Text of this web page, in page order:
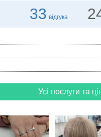
33 відгука
Усі послуги та